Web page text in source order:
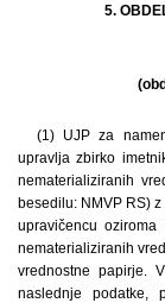
5.
(1) UJP za
upravlja zbirko
nematerializiranih
besedilu: NMVP RS)
upravičencu
nematerializiranih
vrednostne papirje.
naslednje podatke,